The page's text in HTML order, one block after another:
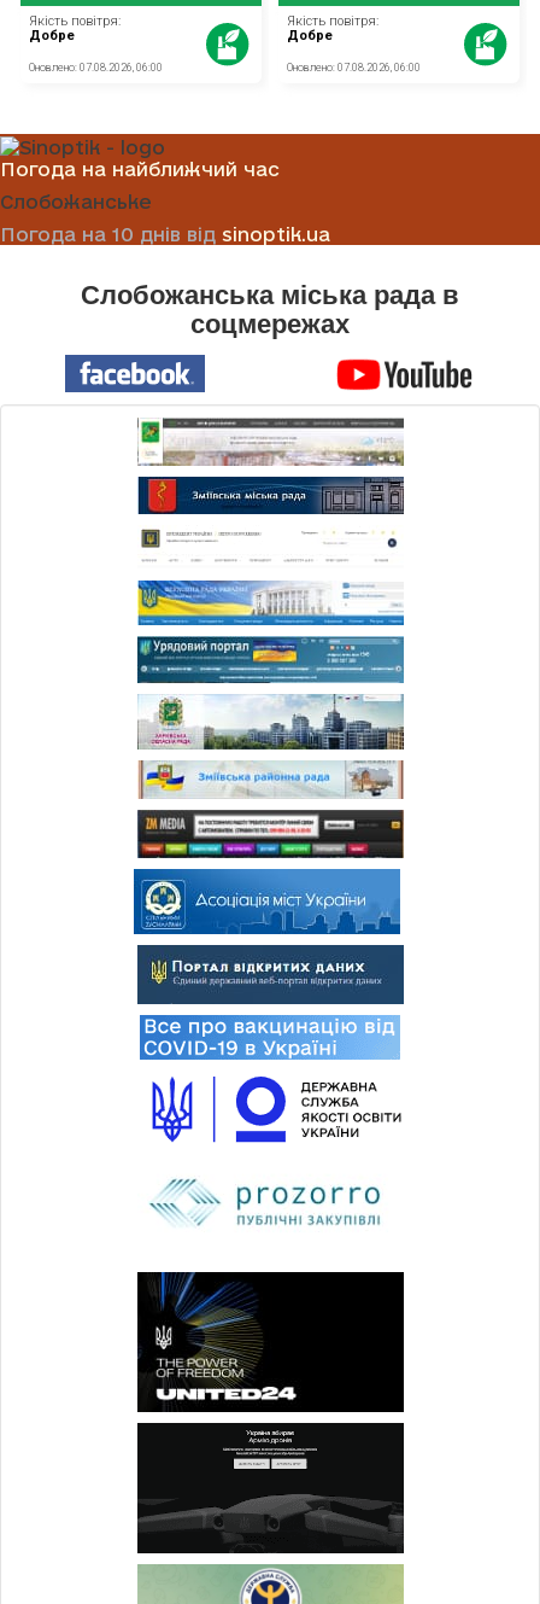
Погода на найближчий час
Слобожанське
Погода на 10 днів від sinoptik.ua
Слобожанська міська рада в
соцмережах